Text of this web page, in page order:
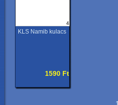
4
KLS Namib kulacs
1590 Ft